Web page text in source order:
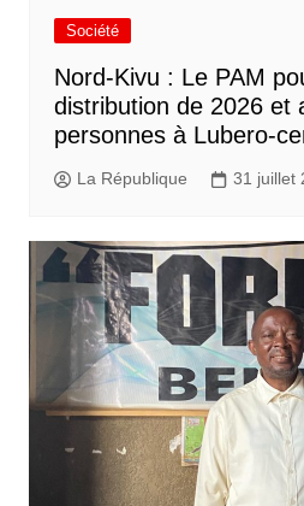
Société
Nord-Kivu : Le PAM
distribution de 2026 et
personnes à Lubero-
La République 31 juillet